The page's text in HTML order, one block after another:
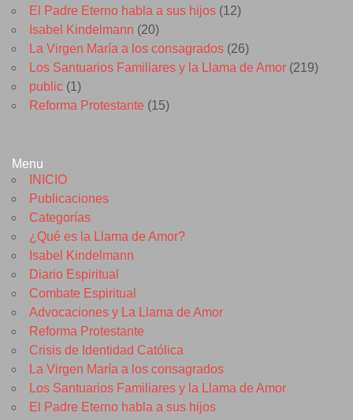
El Padre Eterno habla a sus hijos (12)
Isabel Kindelmann (20)
La Virgen María a los consagrados (26)
Los Santuarios Familiares y la Llama de Amor (219)
public (1)
Reforma Protestante (15)
Menu
INICIO
Publicaciones
Categorías
¿Qué es la Llama de Amor?
Isabel Kindelmann
Diario Espiritual
Combate Espiritual
Advocaciones y La Llama de Amor
Reforma Protestante
Crisis de Identidad Católica
La Virgen María a los consagrados
Los Santuarios Familiares y la Llama de Amor
El Padre Eterno habla a sus hijos